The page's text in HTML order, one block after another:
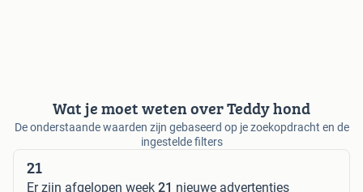
Wat je moet weten over Teddy hond
De onderstaande waarden zijn gebaseerd op je zoekopdracht en de
ingestelde filters
21
Er zijn afgelopen week 21 nieuwe advertenties